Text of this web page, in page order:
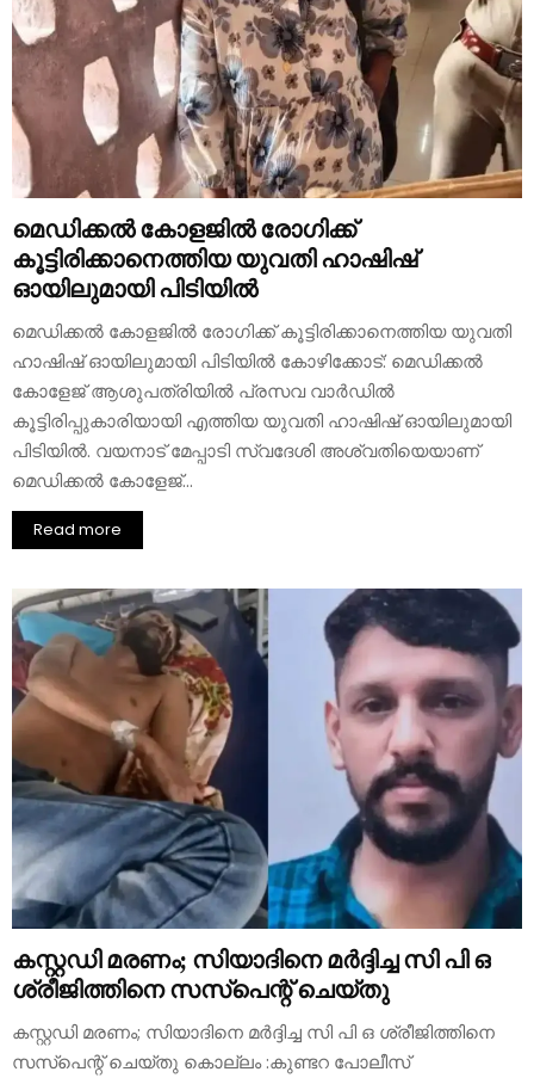
മെഡിക്കൽ കോളജിൽ രോ​ഗിക്ക്
കൂട്ടിരിക്കാനെത്തിയ യുവതി ഹാഷിഷ്
ഓയിലുമായി പിടിയിൽ
മെഡിക്കൽ കോളജിൽ രോഗിക്ക് കൂട്ടിരിക്കാനെത്തിയ യുവതി
ഹാഷിഷ് ഓയിലുമായി പിടിയിൽ കോഴിക്കോട്: മെഡിക്കൽ
കോളേജ് ആശുപത്രിയിൽ പ്രസവ വാർഡിൽ
കൂട്ടിരിപ്പുകാരിയായി എത്തിയ യുവതി ഹാഷിഷ് ഓയിലുമായി
പിടിയിൽ. വയനാട് മേപ്പാടി സ്വദേശി അശ്വതിയെയാണ്
മെഡിക്കൽ കോളേജ്...
Read more
കസ്റ്റഡി മരണം; സിയാദിനെ മര്‍ദ്ദിച്ച സി പി ഒ
ശ്രീജിത്തിനെ സസ്‌പെന്റ് ചെയ്തു
കസ്റ്റഡി മരണം; സിയാദിനെ മര്‍ദ്ദിച്ച സി പി ഒ ശ്രീജിത്തിനെ
സസ്‌പെന്റ് ചെയ്തു കൊല്ലം :കുണ്ടറ പോലീസ്